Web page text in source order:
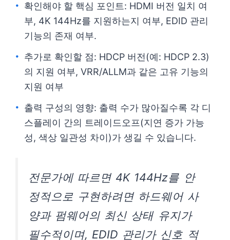
확인해야 할 핵심 포인트: HDMI 버전 일치 여
부, 4K 144Hz를 지원하는지 여부, EDID 관리
기능의 존재 여부.
추가로 확인할 점: HDCP 버전(예: HDCP 2.3)
의 지원 여부, VRR/ALLM과 같은 고유 기능의
지원 여부
출력 구성의 영향: 출력 수가 많아질수록 각 디
스플레이 간의 트레이드오프(지연 증가 가능
성, 색상 일관성 차이)가 생길 수 있습니다.
전문가에 따르면 4K 144Hz를 안
정적으로 구현하려면 하드웨어 사
양과 펌웨어의 최신 상태 유지가
필수적이며, EDID 관리가 신호 적